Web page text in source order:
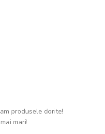
produsele dorite!
mari!